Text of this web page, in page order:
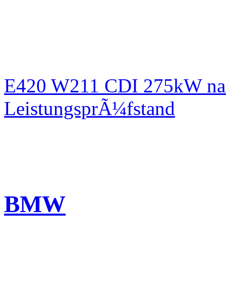
E420 W211 CDI 275kW
LeistungsprÃ¼fstand
BMW